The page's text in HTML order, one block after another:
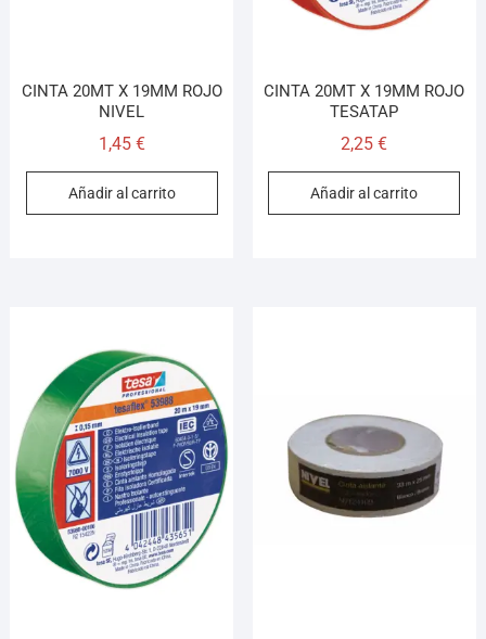
CINTA 20MT X 19MM ROJO
NIVEL
1,45 €
Añadir al carrito
CINTA 20MT X 19MM ROJO
TESATAP
2,25€
Añadir al carrito